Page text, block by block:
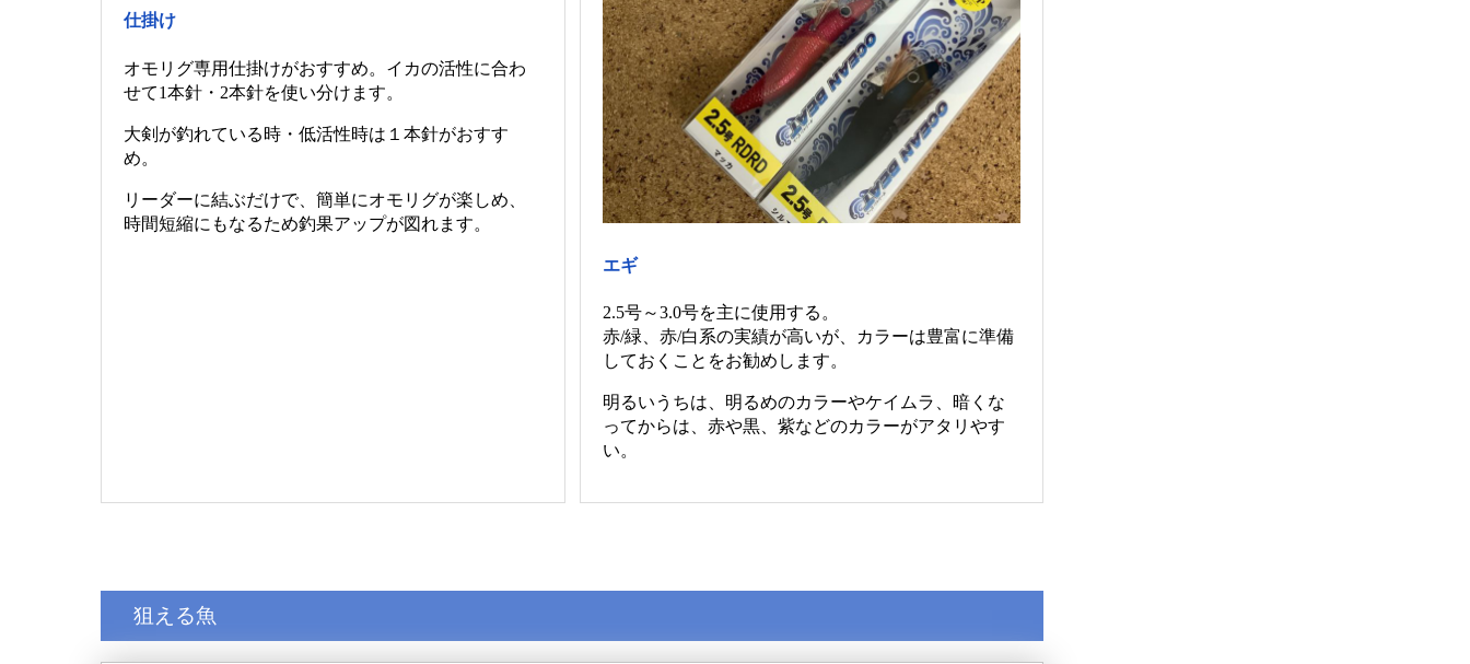
仕掛け
オモリグ専用仕掛けがおすすめ。イカの活性に合わ
せて1本針・2本針を使い分けます。
大剣が釣れている時・低活性時は１本針がおすす
め。
リーダーに結ぶだけで、簡単にオモリグが楽しめ、
時間短縮にもなるため釣果アップが図れます。
エギ
2.5号～3.0号を主に使用する。
赤/緑、赤/白系の実績が高いが、カラーは豊富に準備
しておくことをお勧めします。
明るいうちは、明るめのカラーやケイムラ、暗くな
ってからは、赤や黒、紫などのカラーがアタリやす
い。
狙える魚